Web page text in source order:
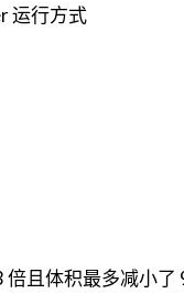
运行方式
且体积最多减小了